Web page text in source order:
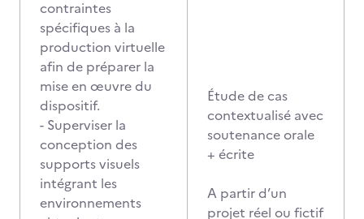
contraintes
spécifiques à la
production virtuelle
afin de préparer la
mise en œuvre du
dispositif.
- Superviser la
conception des
supports visuels
intégrant les
environnements
Étude de cas
contextualisé avec
soutenance orale
+ écrite
A partir d’un
projet réel ou fictif